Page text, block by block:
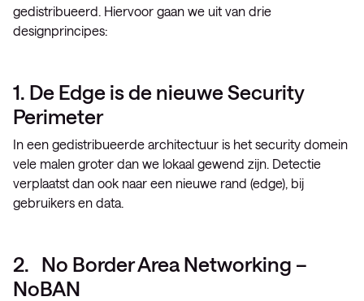
gedistribueerd. Hiervoor gaan we uit van drie
designprincipes:
1. De Edge is de nieuwe Security
Perimeter
In een gedistribueerde architectuur is het security domein
vele malen groter dan we lokaal gewend zijn. Detectie
verplaatst dan ook naar een nieuwe rand (edge), bij
gebruikers en data.
2. No Border Area Networking –
NoBAN